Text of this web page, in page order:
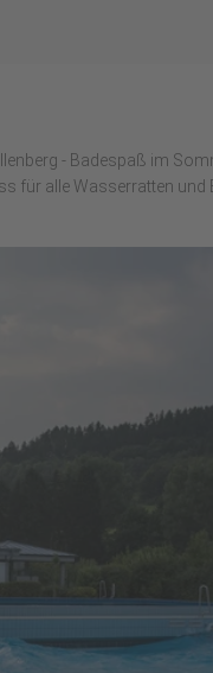
- Badespaß im
für alle Wasserratten und